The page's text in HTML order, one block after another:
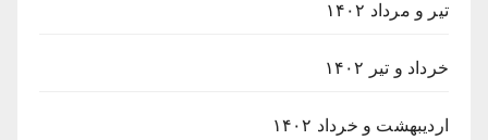
تیر و مرداد ۱۴۰۲
خرداد و تیر ۱۴۰۲
اردیبهشت و خرداد ۱۴۰۲